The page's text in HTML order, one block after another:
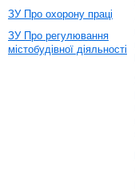
ЗУ Про охорону праці
ЗУ Про регулювання
містобудівної діяльності